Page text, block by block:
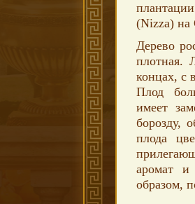
(Nizza)
Дерево
плотная.
концах, с
Плод
имеет
борозду,
плода
аромат и
образом,